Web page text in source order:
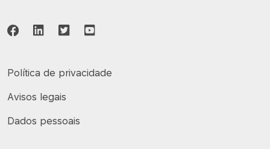
Política de privacidade
Avisos legais
Dados pessoais